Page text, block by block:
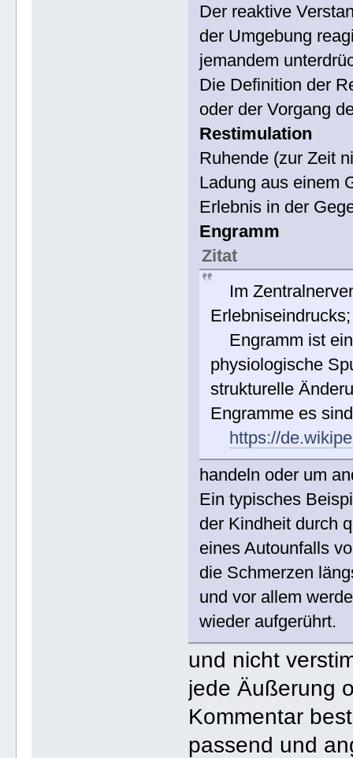
Der reaktive
der Umgebung
jemandem
Die Definition der
oder der Vorgang
Restimulation
Ruhende (zur Zeit
Ladung aus einem
Erlebnis in der
Engramm
Zitat
Im
Engramm ist
physiologische
strukturelle
Engramme es
https://
handeln oder um
Ein typisches
der Kindheit durch
eines Autounfalls
die Schmerzen
und vor allem
wieder aufgerührt.
und nicht
jede Äußerung
Kommentar
passend und